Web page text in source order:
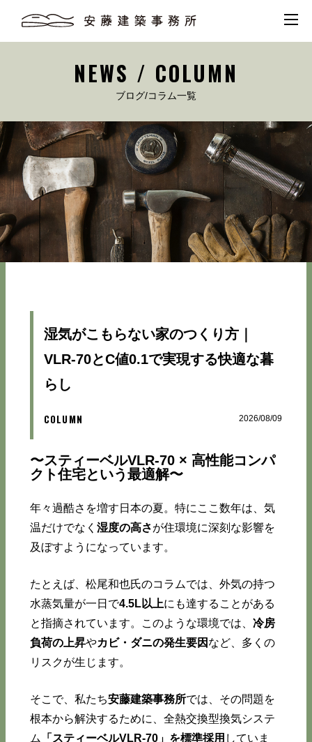
NEWS / COLUMN
ブログ/コラム一覧
湿気がこもらない家のつくり方｜
VLR-70とC値0.1で実現する快適な暮
らし
COLUMN 2026/08/09
〜スティーベルVLR-70 × 高性能コンパ
クト住宅という最適解〜
年々過酷さを増す日本の夏。特にここ数年は、気
温だけでなく 湿度の高さが住環境に深刻な影響を
及ぼすようになっています。
たとえば、松尾和也氏のコラムでは、外気の持つ
水蒸気量が一日で4.5L以上にも達することがある
と指摘されています。このような環境では、 冷房
負荷の上昇やカビ・ダニの発生要因 など、多くの
リスクが生じます。
そこで、私たち安藤建築事務所では、その問題を
根本から解決するために、全熱交換型換気システ
ム 「スティーベルVLR-70」を標準採用 していま